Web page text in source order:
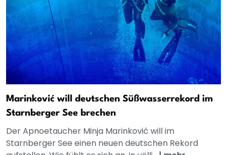
Marinković will deutschen Süßwasserrekord im
Starnberger See brechen
Der Apnoetaucher Minja Marinković will im
Starnberger See einen neuen deutschen Rekord